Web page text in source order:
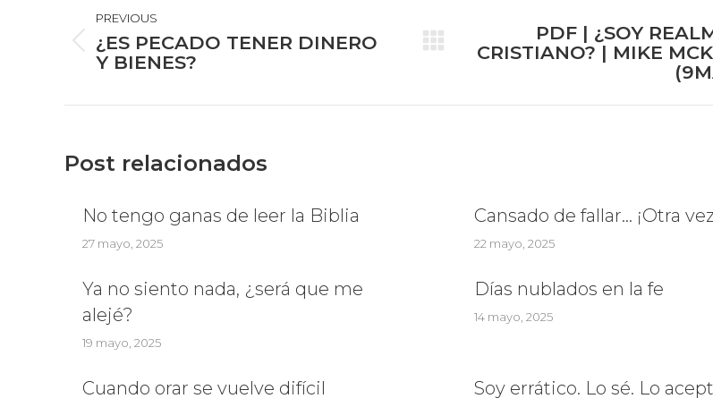
NAVIGATION
PREVIOUS
Previous
¿ES PECADO TENER DINERO
Y BIENES?
Next
PDF | ¿SOY
CRISTIANO? | MIKE
Post relacionados
No tengo ganas de leer la Biblia
27 mayo, 2025
Cansado de fallar… ¡Otra
22 mayo, 2025
Ya no siento nada, ¿será que me
alejé?
19 mayo, 2025
Días nublados en la fe
14 mayo, 2025
Cuando orar se vuelve difícil Soy errático. Lo sé. Lo